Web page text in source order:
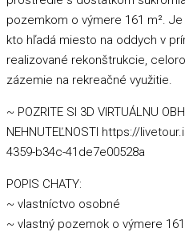
pozemkom o výmere 161 m².
kto hľadá miesto na oddych v
realizované rekonštrukcie,
zázemie na rekreačné využitie.
~ POZRITE SI 3D VIRTUÁLNU
NEHNUTEĽNOSTI https://
4359-b34c-41de7e00528a
POPIS CHATY:
~ vlastníctvo osobné
~ vlastný pozemok o výmere